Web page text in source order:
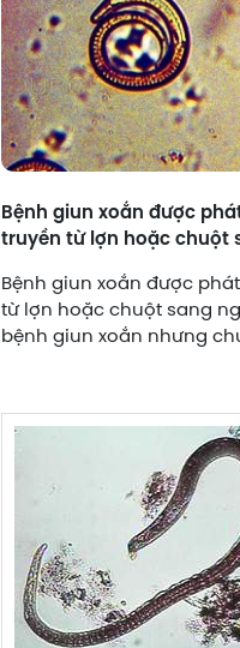
Bệnh giun xoắn được
truyền từ lợn hoặc chuột
Bệnh giun xoắn được
từ lợn hoặc chuột sang
bệnh giun xoắn nhưng